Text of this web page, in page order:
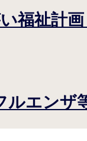
福祉計
ルエンザ